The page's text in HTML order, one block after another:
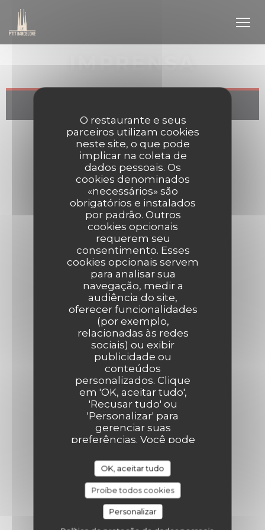
O restaurante e seus
parceiros utilizam cookies
neste site, o que pode
implicar na coleta de
dados pessoais. Os
cookies denominados
«necessários» são
obrigatórios e instalados
por padrão. Outros
cookies opcionais
requerem seu
consentimento. Esses
cookies opcionais servem
para analisar sua
navegação, medir a
audiência do site,
oferecer funcionalidades
(por exemplo,
relacionadas às redes
sociais) ou exibir
publicidade ou
conteúdos
personalizados. Clique
em 'OK, aceitar tudo',
'Recusar tudo' ou
'Personalizar' para
gerenciar suas
preferências. Você pode
qualquer momento
clicando no ícone de
cookie no canto inferior
esquerdo das páginas do
site.
OK, aceitar tudo
Proíbe todos cookies
Personalizar
IMPRENSA